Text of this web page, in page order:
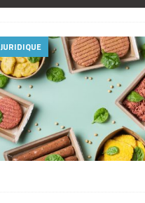
JURIDIQUE